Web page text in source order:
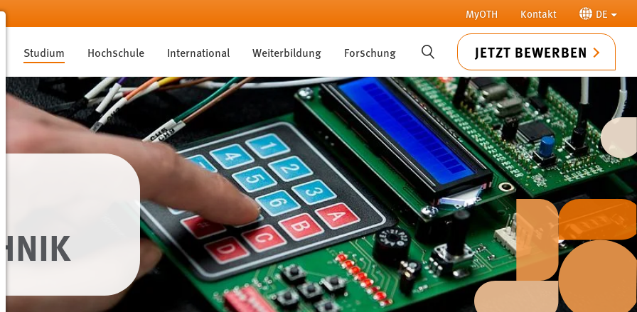
MyOTH Kontakt DE
Studium Hochschule International Weiterbildung Forschung SUCHE JETZT BEWERBEN